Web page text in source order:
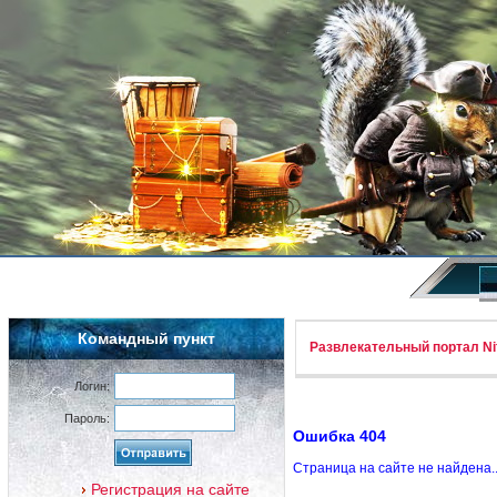
Командный пункт
Логин:
Пароль:
Регистрация на сайте
Развлекательный портал
Ошибка 404
Страница на сайте не